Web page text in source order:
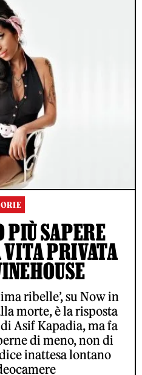
PIÙ SAPERE
PRIVATA
ribelle’, su Now in
morte, è la risposta
Asif Kapadia, ma fa
di meno, non di
inattesa lontano